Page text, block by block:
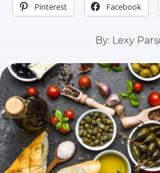
Pinterest Facebook
By: Lexy